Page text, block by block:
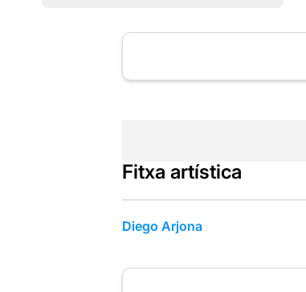
Fitxa artística
Diego Arjona